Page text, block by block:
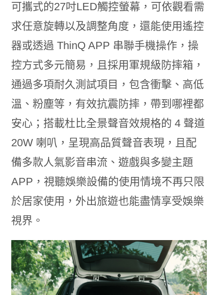
可攜式的27吋LED觸控螢幕，可依觀看需
求任意旋轉以及調整角度，還能使用遙控
器或透過 ThinQ APP 串聯手機操作，操
控方式多元簡易，且採用軍規級防摔箱，
通過多項耐久測試項目，包含衝擊、高低
溫、粉塵等，有效抗震防摔，帶到哪裡都
安心；搭載杜比全景聲音效規格的 4 聲道
20W 喇叭，呈現高品質聲音表現，且配
備多款人氣影音串流、遊戲與多變主題
APP，視聽娛樂設備的使用情境不再只限
於居家使用，外出旅遊也能盡情享受娛樂
視界。